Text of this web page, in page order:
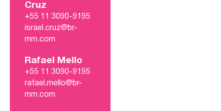
Cruz
+55 11 3090-9195
israel.cruz@br-
mm.com
Rafael Mello
+55 11 3090-9195
rafael.mello@br-
mm.com